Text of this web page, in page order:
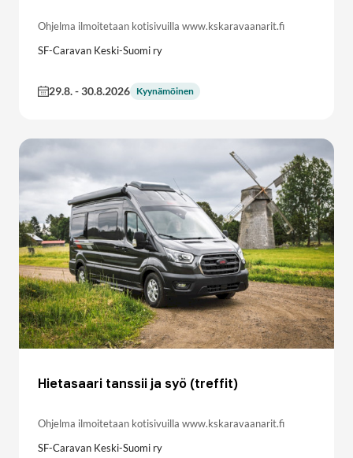
Ohjelma ilmoitetaan kotisivuilla www.kskaravaanarit.fi
SF-Caravan Keski-Suomi ry
29.8.-30.8.2026 Kyynämöinen
Hietasaari tanssii ja syö (treffit)
Ohjelma ilmoitetaan kotisivuilla www.kskaravaanarit.fi
SF-Caravan Keski-Suomi ry